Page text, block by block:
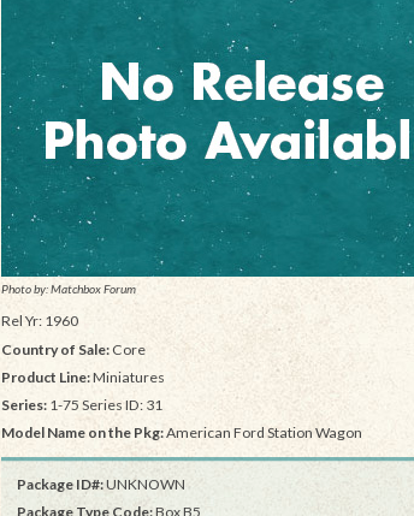
Photo by: Matchbox Forum
Rel Yr: 1960
Country of Sale: Core
Product Line:Miniatures
Series: 1-75 Series ID: 31
Model Name on the Pkg:American Ford Station Wagon
Package ID#:UNKNOWN
Package Type Code:Box B5